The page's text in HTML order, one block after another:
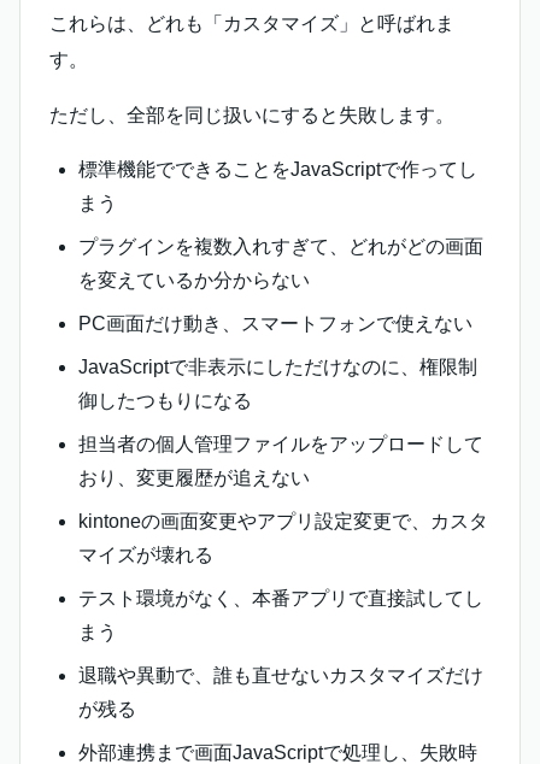
これらは、どれも「カスタマイズ」と呼ばれま
す。
ただし、全部を同じ扱いにすると失敗します。
標準機能でできることをJavaScriptで作ってし
まう
プラグインを複数入れすぎて、どれがどの画面
を変えているか分からない
PC画面だけ動き、スマートフォンで使えない
JavaScriptで非表示にしただけなのに、権限制
御したつもりになる
担当者の個人管理ファイルをアップロードして
おり、変更履歴が追えない
kintoneの画面変更やアプリ設定変更で、カスタ
マイズが壊れる
テスト環境がなく、本番アプリで直接試してし
まう
退職や異動で、誰も直せないカスタマイズだけ
が残る
外部連携まで画面JavaScriptで処理し、失敗時